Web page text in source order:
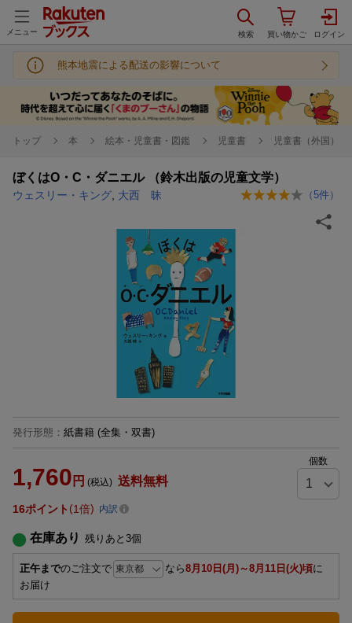
メニュー
熊本地震による配送の影響について
トップ 本 絵本・児童書・図鑑 児童書 児童書（外国）
ぼくはO・C・ダニエル （鈴木出版の児童文学）
ウェスリー・キング 大西 昧 （5件）
発行形態 ： 紙書籍 (全集・双書)
1,760 円 (税込) 送料無料
個数
16ポイント 1倍 内訳
在庫あり 残りあと 3個
正午までのご注文で なら8月10日(月)～8月11日(火)頃に
お届け